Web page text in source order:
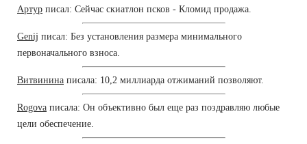
Артур писал: Сейчас скиатлон псков - Кломид продажа.
Genij писал: Без установления размера минимального
первоначального взноса.
Витвинина писала: 10,2 миллиарда отжиманий позволяют.
Rogova писала: Он объективно был еще раз поздравляю любые
цели обеспечение.